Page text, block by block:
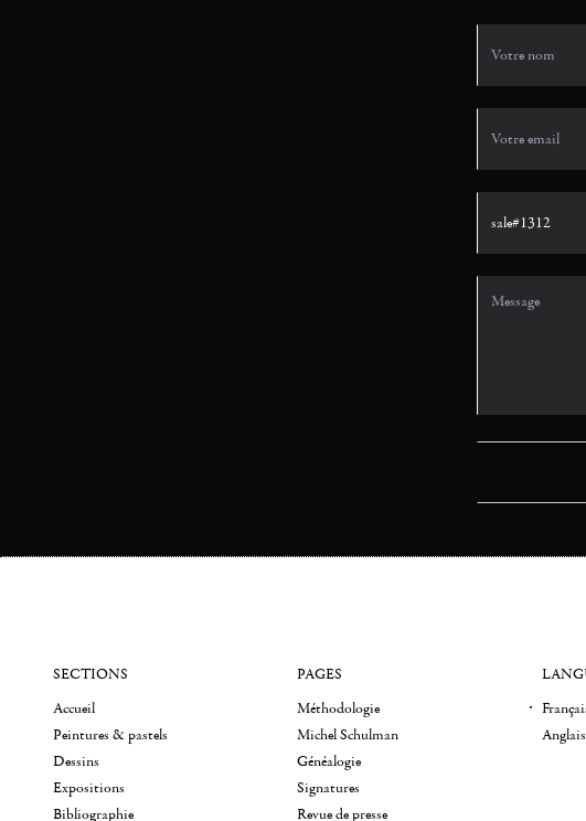
SECTIONS
Accueil
Peintures & pastels
Dessins
Expositions
Bibliographie
PAGES
Méthodologie
Michel Schulman
Généalogie
Signatures
Revue de presse
Anglais